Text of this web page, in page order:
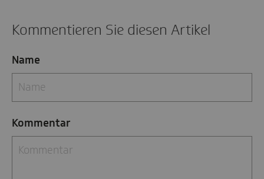
Kommentieren Sie diesen Artikel
Name
Kommentar